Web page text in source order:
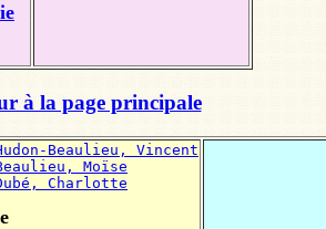
à la page principale
Beaulieu, Vincent
Moïse
Charlotte